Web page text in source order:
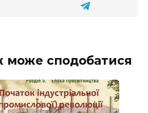
може сподобатися